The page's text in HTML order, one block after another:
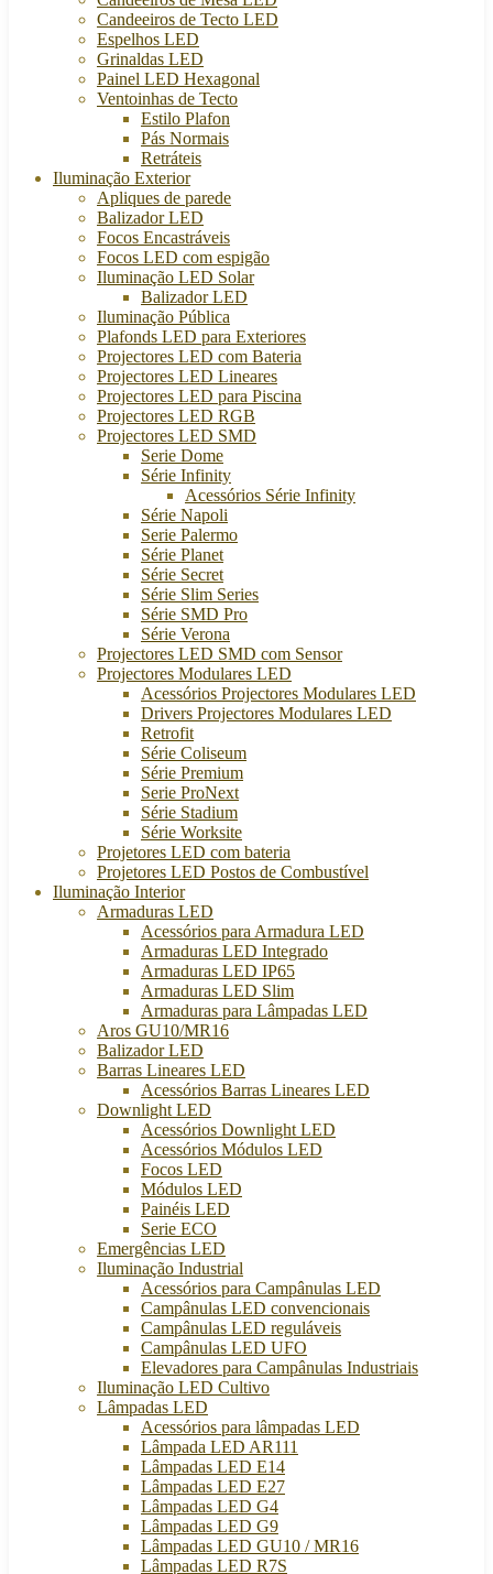
Candeeiros de Tecto LED
Espelhos LED
Grinaldas LED
Painel LED Hexagonal
Ventoinhas de Tecto
Estilo Plafon
Pás Normais
Retráteis
Iluminação Exterior
Apliques de parede
Balizador LED
Focos Encastráveis
Focos LED com espigão
Iluminação LED Solar
Balizador LED
Iluminação Pública
Plafonds LED para Exteriores
Projectores LED com Bateria
Projectores LED Lineares
Projectores LED para Piscina
Projectores LED RGB
Projectores LED SMD
Serie Dome
Série Infinity
Acessórios Série Infinity
Série Napoli
Serie Palermo
Série Planet
Série Secret
Série Slim Series
Série SMD Pro
Série Verona
Projectores LED SMD com Sensor
Projectores Modulares LED
Acessórios Projectores Modulares LED
Drivers Projectores Modulares LED
Retrofit
Série Coliseum
Série Premium
Serie ProNext
Série Stadium
Série Worksite
Projetores LED com bateria
Projetores LED Postos de Combustível
Iluminação Interior
Armaduras LED
Acessórios para Armadura LED
Armaduras LED Integrado
Armaduras LED IP65
Armaduras LED Slim
Armaduras para Lâmpadas LED
Aros GU10/MR16
Balizador LED
Barras Lineares LED
Acessórios Barras Lineares LED
Downlight LED
Acessórios Downlight LED
Acessórios Módulos LED
Focos LED
Módulos LED
Painéis LED
Serie ECO
Emergências LED
Iluminação Industrial
Acessórios para Campânulas LED
Campânulas LED convencionais
Campânulas LED reguláveis
Campânulas LED UFO
Elevadores para Campânulas Industriais
Iluminação LED Cultivo
Lâmpadas LED
Acessórios para lâmpadas LED
Lâmpada LED AR111
Lâmpadas LED E14
Lâmpadas LED E27
Lâmpadas LED G4
Lâmpadas LED G9
Lâmpadas LED GU10 / MR16
Lâmpadas LED R7S